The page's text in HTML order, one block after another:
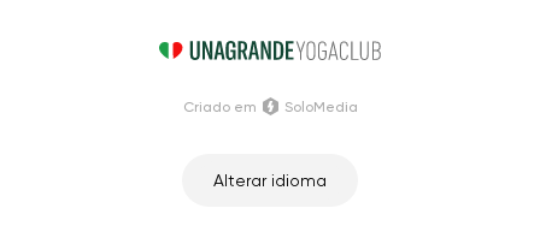
Alterar idioma
Criado em SoloMedia